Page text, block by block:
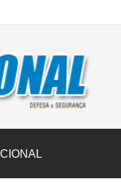
Rio Grande do Sul